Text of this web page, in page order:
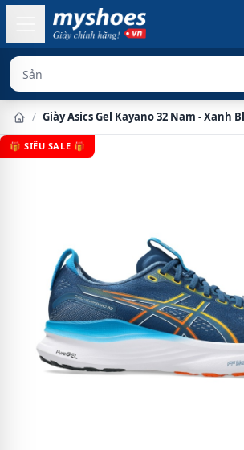
Sản phẩm chính h
/ Giày Asics Gel Kayano 32 Nam - Xanh
🎁 SIÊU SALE 🎁